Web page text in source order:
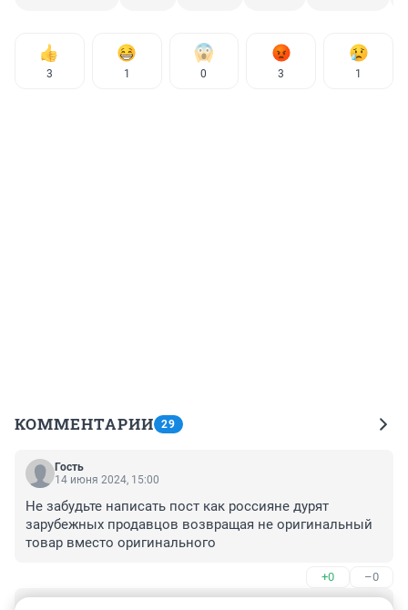
3 1 0 3 1
КОММЕНТАРИИ 29
Гость
14 июня 2024, 15:00
Не забудьте написать пост как россияне дурят
зарубежных продавцов возвращая не оригинальный
товар вместо оригинального
+0 –0